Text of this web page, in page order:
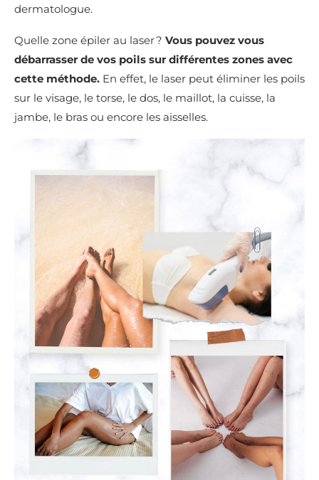
dermatologue.
Quelle zone épiler au laser ? Vous pouvez vous
débarrasser de vos poils sur différentes zones avec
cette méthode. En effet, le laser peut éliminer les poils
sur le visage, le torse, le dos, le maillot, la cuisse, la
jambe, le bras ou encore les aisselles.